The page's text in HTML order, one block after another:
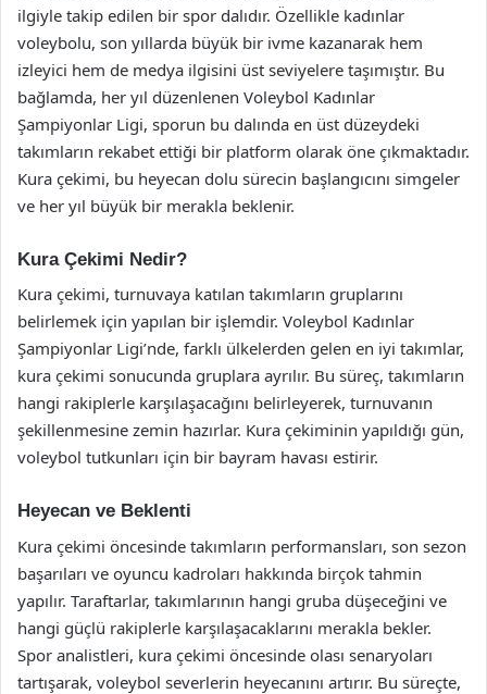
ilgiyle takip edilen bir spor dalıdır. Özellikle kadınlar
voleybolu, son yıllarda büyük bir ivme kazanarak hem
izleyici hem de medya ilgisini üst seviyelere taşımıştır. Bu
bağlamda, her yıl düzenlenen Voleybol Kadınlar
Şampiyonlar Ligi, sporun bu dalında en üst düzeydeki
takımların rekabet ettiği bir platform olarak öne çıkmaktadır.
Kura çekimi, bu heyecan dolu sürecin başlangıcını simgeler
ve her yıl büyük bir merakla beklenir.
Kura Çekimi Nedir?
Kura çekimi, turnuvaya katılan takımların gruplarını
belirlemek için yapılan bir işlemdir. Voleybol Kadınlar
Şampiyonlar Ligi’nde, farklı ülkelerden gelen en iyi takımlar,
kura çekimi sonucunda gruplara ayrılır. Bu süreç, takımların
hangi rakiplerle karşılaşacağını belirleyerek, turnuvanın
şekillenmesine zemin hazırlar. Kura çekiminin yapıldığı gün,
voleybol tutkunları için bir bayram havası estirir.
Heyecan ve Beklenti
Kura çekimi öncesinde takımların performansları, son sezon
başarıları ve oyuncu kadroları hakkında birçok tahmin
yapılır. Taraftarlar, takımlarının hangi gruba düşeceğini ve
hangi güçlü rakiplerle karşılaşacaklarını merakla bekler.
Spor analistleri, kura çekimi öncesinde olası senaryoları
tartışarak, voleybol severlerin heyecanını artırır. Bu süreçte,